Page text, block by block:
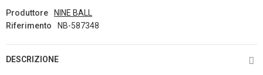
Produttore
NINE BALL
Riferimento
NB-587348
DESCRIZIONE